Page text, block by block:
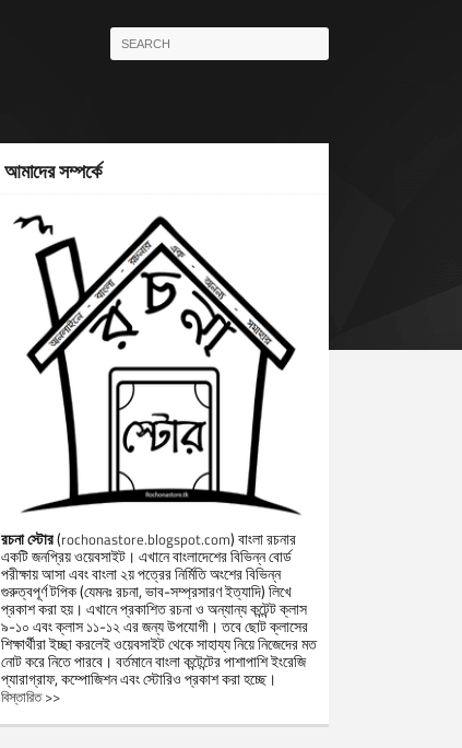
আমাদের সম্পর্কে
রচনা স্টোর(rochonastore.blogspot.com) বাংলা রচনার
একটি জনপ্রিয় ওয়েবসাইট। এখানে বাংলাদেশের বিভিন্ন বোর্ড
পরীক্ষায় আসা এবং বাংলা ২য় পত্রের নির্মিতি অংশের বিভিন্ন
গুরুত্বপূর্ণ টপিক (যেমনঃ রচনা, ভাব-সম্প্রসারণ ইত্যাদি) লিখে
প্রকাশ করা হয়। এখানে প্রকাশিত রচনা ও অন্যান্য কন্টেন্ট ক্লাস
৯-১০ এবং ক্লাস ১১-১২ এর জন্য উপযোগী। তবে ছোট ক্লাসের
শিক্ষার্থীরা ইচ্ছা করলেই ওয়েবসাইট থেকে সাহায্য নিয়ে নিজেদের মত
নোট করে নিতে পারবে। বর্তমানে বাংলা কন্টেন্টের পাশাপাশি ইংরেজি
প্যারাগ্রাফ, কম্পোজিশন এবং স্টোরিও প্রকাশ করা হচ্ছে।
বিস্তারিত >>